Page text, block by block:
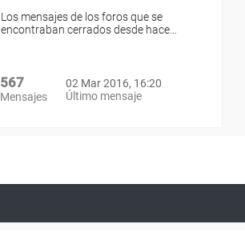
Los mensajes de los foros que se
encontraban cerrados desde hace…
567
Mensajes
02 Mar 2016, 16:20
Último mensaje